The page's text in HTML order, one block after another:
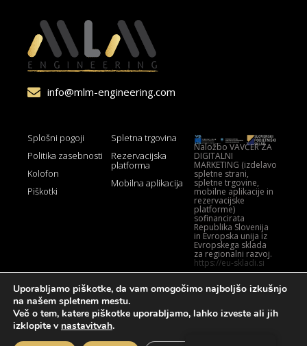
info@mlm-engineering.com
Splošni pogoji
Politika zasebnosti
Kolofon
Piškotki
Spletna trgovina
Rezervacijska
platforma
Mobilna aplikacija
Naložbo VAVČER ZA
DIGITALNI
MARKETING (izdelavo
spletne strani,
spletne trgovine,
mobilne aplikacije in
rezervacijske
platforme)
sofinancirata
Republika Slovenija
in Evropska unija iz
Evropskega sklada
za regionalni razvoj.
https://eu-skladi.si
© Vse pravice pridržane. MLM Engineering.
Uporabljamo piškotke, da vam omogočimo najboljšo izkušnjo
na našem spletnem mestu.
Več o tem, katere piškotke uporabljamo, lahko izveste ali jih
izklopite v nastavitvah.